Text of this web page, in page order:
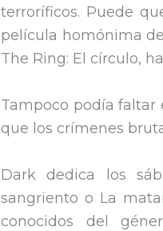
terroríficos. Puede
película homónima
The Ring: El círculo,
Tampoco podía faltar
que los crímenes
Dark dedica los
sangriento o La
conocidos del